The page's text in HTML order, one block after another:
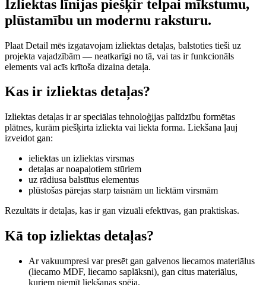
Izliektas līnijas piešķir telpai mīkstumu,
plūstamību un modernu raksturu.
Plaat Detail mēs izgatavojam izliektas detaļas, balstoties tieši uz
projekta vajadzībām — neatkarīgi no tā, vai tas ir funkcionāls
elements vai acīs krītoša dizaina detaļa.
Kas ir izliektas detaļas?
Izliektas detaļas ir ar speciālas tehnoloģijas palīdzību formētas
plātnes, kurām piešķirta izliekta vai liekta forma. Liekšana ļauj
izveidot gan:
ieliektas un izliektas virsmas
detaļas ar noapaļotiem stūriem
uz rādiusa balstītus elementus
plūstošas pārejas starp taisnām un liektām virsmām
Rezultāts ir detaļas, kas ir gan vizuāli efektīvas, gan praktiskas.
Kā top izliektas detaļas?
Ar vakuumpresi var presēt gan galvenos liecamos materiālus
(liecamo MDF, liecamo saplāksni), gan citus materiālus,
kuriem piemīt liekšanas spēja.